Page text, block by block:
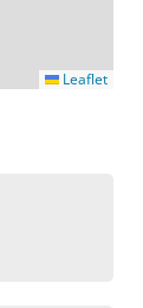
Leaflet